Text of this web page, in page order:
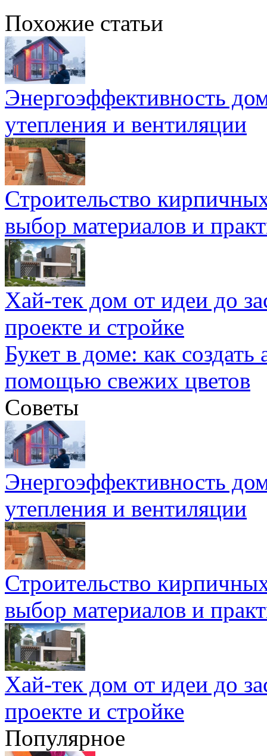
Похожие статьи
Энергоэффективность
утепления и вентиляции
Строительство
выбор материалов и
Хай-тек дом от идеи до
проекте и стройке
Букет в доме: как
помощью свежих цветов
Советы
Энергоэффективность
утепления и вентиляции
Строительство
выбор материалов и
Хай-тек дом от идеи до
проекте и стройке
Популярное